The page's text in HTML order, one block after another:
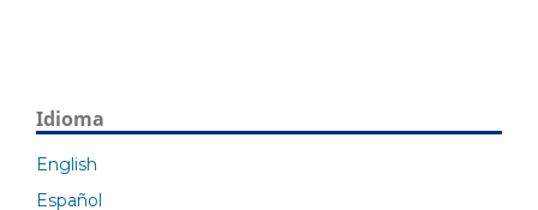
Idioma
English
Español